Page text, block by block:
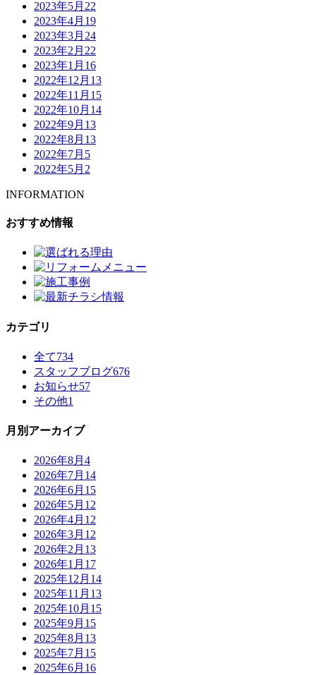
2023年5月 22
2023年4月 19
2023年3月 24
2023年2月 22
2023年1月 16
2022年12月 13
2022年11月 15
2022年10月 14
2022年9月 13
2022年8月 13
2022年7月 5
2022年5月 2
INFORMATION
おすすめ情報
カテゴリ
全て734
スタッフブログ676
お知らせ57
その他1
月別アーカイブ
2026年8月 4
2026年7月 14
2026年6月 15
2026年5月 12
2026年4月 12
2026年3月 12
2026年2月 13
2026年1月 17
2025年12月 14
2025年11月 13
2025年10月 15
2025年9月 15
2025年8月 13
2025年7月 15
2025年6月 16